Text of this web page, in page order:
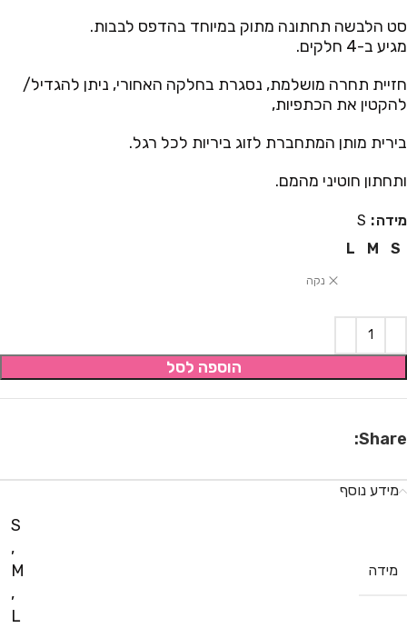
סט הלבשה תחתונה מתוק במיוחד בהדפס לבבות.
מגיע ב-4 חלקים.
חזיית תחרה מושלמת, נסגרת בחלקה האחורי, ניתן להגדיל/
להקטין את הכתפיות,
בירית מותן המתחברת לזוג ביריות לכל רגל.
ותחתון חוטיני מהמם.
מידה
S
S
M
L
נקה
הוספה לסל
Share:
מידע נוסף
מידה
S
,
M
,
L